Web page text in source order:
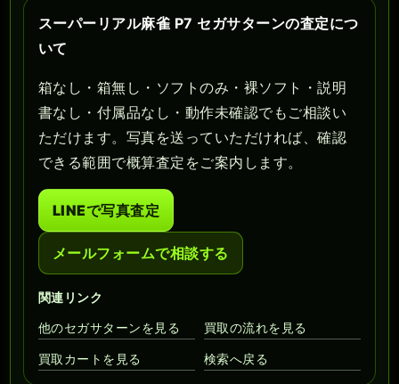
スーパーリアル麻雀 P7 セガサターンの査定につ
いて
箱なし・箱無し・ソフトのみ・裸ソフト・説明
書なし・付属品なし・動作未確認でもご相談い
ただけます。写真を送っていただければ、確認
できる範囲で概算査定をご案内します。
LINEで写真査定
メールフォームで相談する
関連リンク
他のセガサターンを見る
買取の流れを見る
買取カートを見る 検索へ戻る